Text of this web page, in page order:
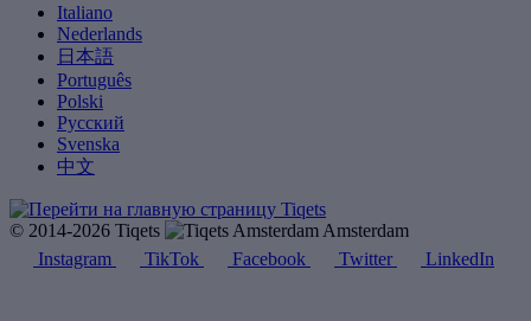
Italiano
Nederlands
日本語
Português
Polski
Русский
Svenska
中文
© 2014-2026 Tiqets
Amsterdam
Instagram
TikTok Facebook Twitter LinkedIn